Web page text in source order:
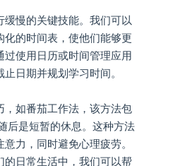
缓慢的关键技能。我们可以
的时间表，使他们能够更
使用日历或时间管理应用
日期并规划学习时间。
如番茄工作法，该方法包
后是短暂的休息。这种方法
力，同时避免心理疲劳。
日常生活中，我们可以帮